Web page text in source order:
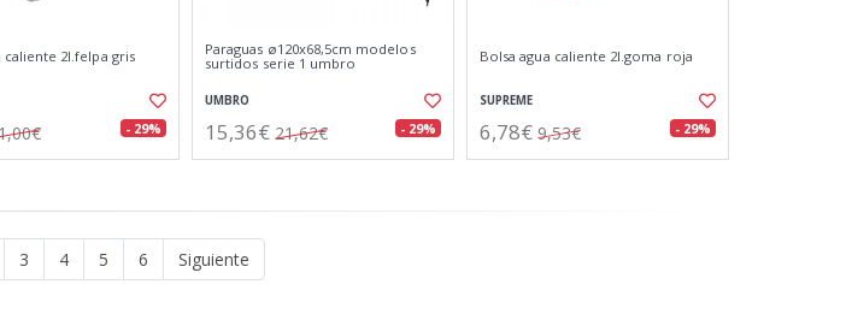
caliente 2l.felpa gris
- 29%
Paraguas ø120x68,5cm modelos
surtidos serie 1 umbro
UMBRO
15,36€ 21,62€ - 29%
Bolsa agua caliente 2l.goma roja
SUPREME
6,78€ 9,53€ - 29%
3 4 5 6 Siguiente